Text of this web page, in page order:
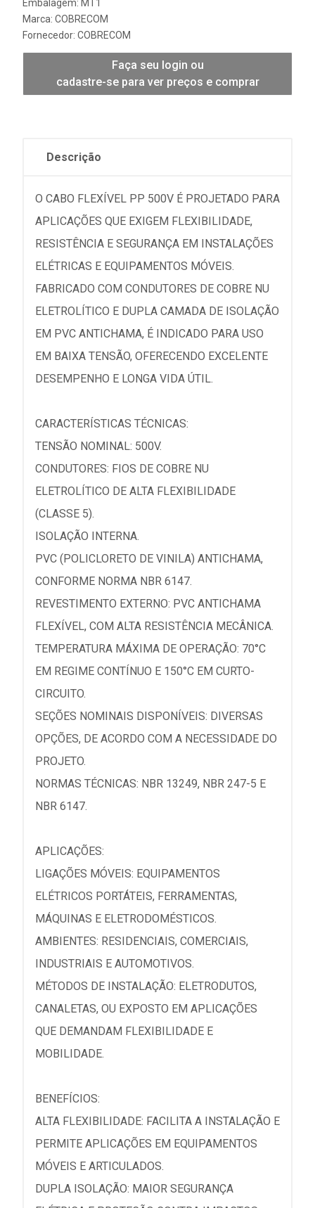
Embalagem: MT1
Marca: COBRECOM
Fornecedor: COBRECOM
Faça seu login ou
cadastre-se para ver preços e comprar
Descrição
O CABO FLEXÍVEL PP 500V É PROJETADO PARA
APLICAÇÕES QUE EXIGEM FLEXIBILIDADE,
RESISTÊNCIA E SEGURANÇA EM INSTALAÇÕES
ELÉTRICAS E EQUIPAMENTOS MÓVEIS.
FABRICADO COM CONDUTORES DE COBRE NU
ELETROLÍTICO E DUPLA CAMADA DE ISOLAÇÃO
EM PVC ANTICHAMA, É INDICADO PARA USO
EM BAIXA TENSÃO, OFERECENDO EXCELENTE
DESEMPENHO E LONGA VIDA ÚTIL.
CARACTERÍSTICAS TÉCNICAS:
TENSÃO NOMINAL: 500V.
CONDUTORES: FIOS DE COBRE NU
ELETROLÍTICO DE ALTA FLEXIBILIDADE
(CLASSE 5).
ISOLAÇÃO INTERNA.
PVC (POLICLORETO DE VINILA) ANTICHAMA,
CONFORME NORMA NBR 6147.
REVESTIMENTO EXTERNO: PVC ANTICHAMA
FLEXÍVEL, COM ALTA RESISTÊNCIA MECÂNICA.
TEMPERATURA MÁXIMA DE OPERAÇÃO: 70°C
EM REGIME CONTÍNUO E 150°C EM CURTO-
CIRCUITO.
SEÇÕES NOMINAIS DISPONÍVEIS: DIVERSAS
OPÇÕES, DE ACORDO COM A NECESSIDADE DO
PROJETO.
NORMAS TÉCNICAS: NBR 13249, NBR 247-5 E
NBR 6147.
APLICAÇÕES:
LIGAÇÕES MÓVEIS: EQUIPAMENTOS
ELÉTRICOS PORTÁTEIS, FERRAMENTAS,
MÁQUINAS E ELETRODOMÉSTICOS.
AMBIENTES: RESIDENCIAIS, COMERCIAIS,
INDUSTRIAIS E AUTOMOTIVOS.
MÉTODOS DE INSTALAÇÃO: ELETRODUTOS,
CANALETAS, OU EXPOSTO EM APLICAÇÕES
QUE DEMANDAM FLEXIBILIDADE E
MOBILIDADE.
BENEFÍCIOS:
ALTA FLEXIBILIDADE: FACILITA A INSTALAÇÃO E
PERMITE APLICAÇÕES EM EQUIPAMENTOS
MÓVEIS E ARTICULADOS.
DUPLA ISOLAÇÃO: MAIOR SEGURANÇA